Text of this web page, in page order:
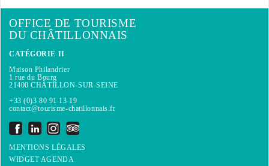
OFFICE DE TOURISME
DU CHÂTILLONNAIS
CATÉGORIE II
Maison Philandrier
1 rue du Bourg
21400 CHÂTILLON-SUR-SEINE
+33 (0)3 80 91 13 19
contact@tourisme-chatillonnais.fr
MENTIONS LÉGALES
WIDGET AGENDA